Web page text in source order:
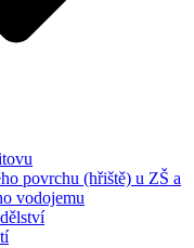
povrchu (hřiště) u ZŠ a
vodojemu